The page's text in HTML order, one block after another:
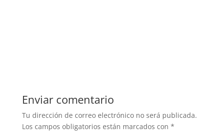
Enviar comentario
Tu dirección de correo electrónico no será publicada.
Los campos obligatorios están marcados con *